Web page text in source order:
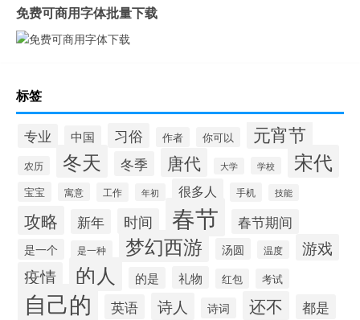
免费可商用字体批量下载
标签
专业 中国 习俗 作者 你可以 元宵节
农历 冬天 冬季 唐代 大学 学校 宋代
宝宝 寓意 工作 年初 很多人 手机 技能
攻略 新年 时间 春节 春节期间
是一个 是一种 梦幻西游 汤圆 温度 游戏
疫情 的人 的是 礼物 红包 考试
自己的 英语 诗人 诗词 还不 都是